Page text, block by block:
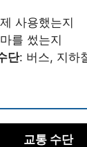
사용했는지
를 썼는지
단: 버스, 지하
교통 수단